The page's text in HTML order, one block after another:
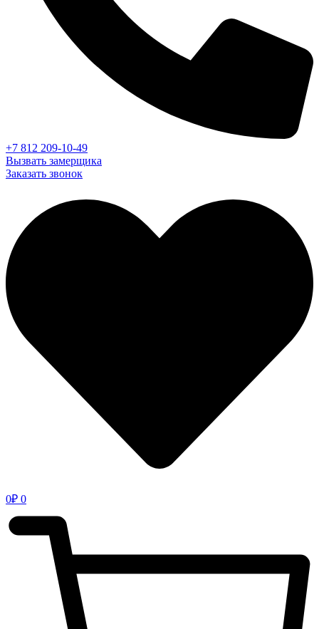
+7 812 209-10-49
Вызвать замерщика
Заказать звонок
0₽ 0